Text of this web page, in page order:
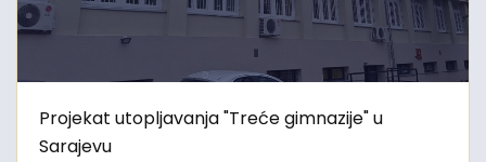
Projekat utopljavanja "Treće gimnazije" u
Sarajevu